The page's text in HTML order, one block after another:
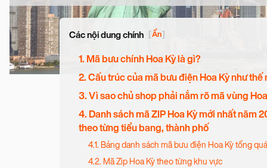
Các nội dung chính [Ẩn]
1. Mã bưu chính Hoa Kỳ là gì?
2. Cấu trúc của mã bưu điện Hoa Kỳ như thế
3. Vì sao chủ shop phải nắm rõ mã vùng
4. Danh sách mã ZIP Hoa Kỳ mới nhất năm
theo từng tiểu bang, thành phố
4.1. Bảng danh sách mã bưu điện Hoa Kỳ tổng
4.2. Mã Zip Hoa Kỳ theo từng khu vực